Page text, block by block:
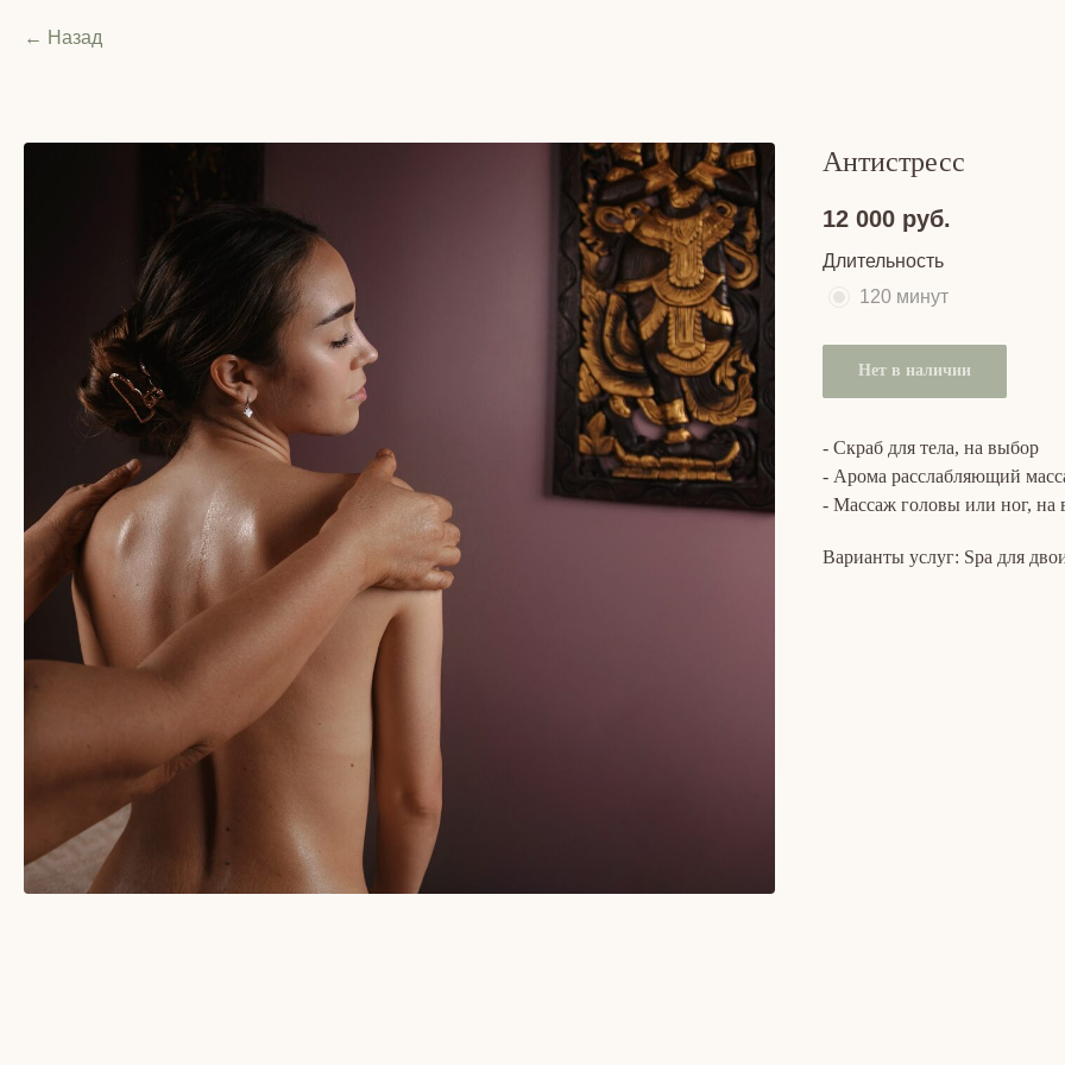
Назад
Антистресс
12 000 руб.
Длительность
120 минут
Нет в наличии
- Скраб для тела, на выбор
- Арома расслабляющий
- Массаж головы или ног, на
Варианты услуг: Spa для